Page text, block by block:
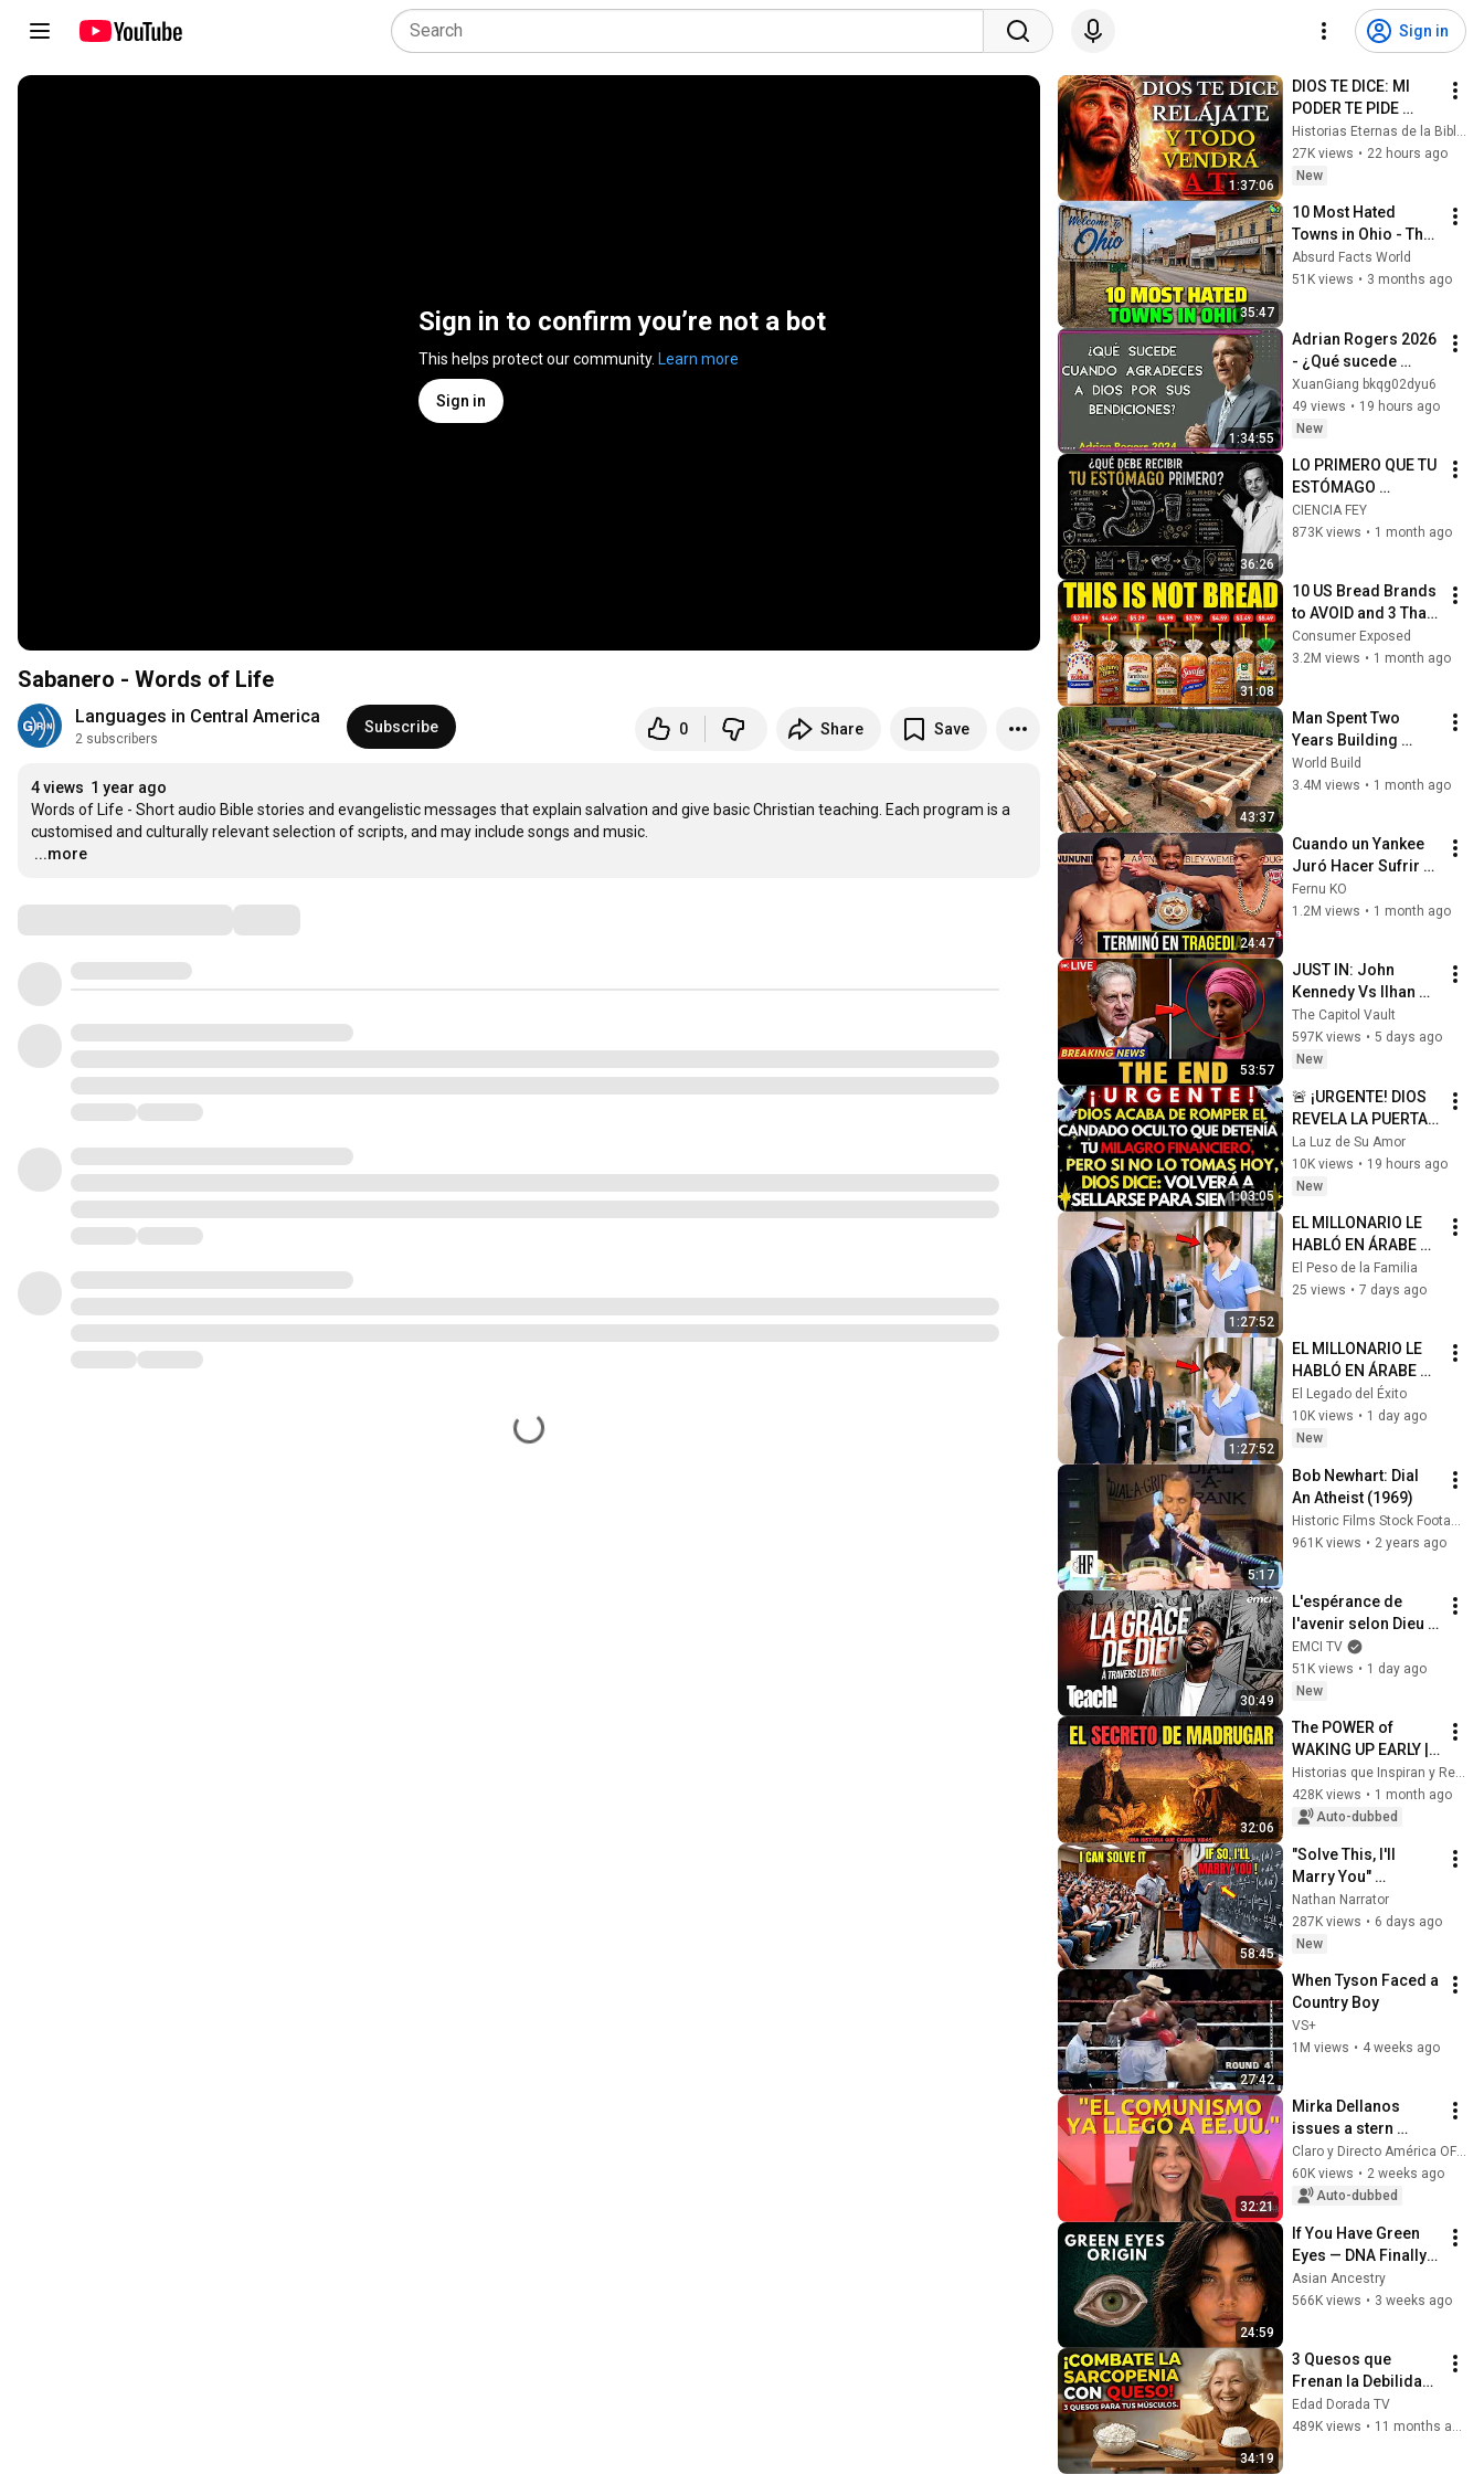
Sign in
Sign in to confirm you’re not a bot
This helps protect our community. Learn more
Sign in
Sabanero - Words of Life
Languages in Central America
2 subscribers
Subscribe 0 Share Save
4 views 1 year ago
Words of Life - Short audio Bible stories and evangelistic messages that explain salvation and give basic Christian teaching. Each program is a
…
...more
1:37:06
DIOS TE DICE: MI
PODER TE PIDE
RELÁJARTE Y
SOLTAR EL
CONTROL, TODO
MOMENTO
PERFECTO
Historias Eternas de la Biblia
27K views • 22 hours ago
New
35:47
10 Most Hated
Towns in Ohio - The
#1 Pick Will Shock
You
Absurd Facts World
51K views • 3 months ago
1:34:55
Adrian Rogers 2026
- ¿Qué sucede
cuando agradeces
a Dios por sus
bendiciones？
XuanGiang bkqg02dyu6
49 views • 19 hours ago
New
36:26
LO PRIMERO QUE TU
ESTÓMAGO
DEBERÍA RECIBIR
CADA MAÑANA|
CIENCIA FEY
873K views • 1 month ago
31:08
10 US Bread Brands
to AVOID and 3 That
Are Actually Safe
Consumer Exposed
3.2M views • 1 month ago
43:37
Man Spent Two
Years Building
HUGE Wooden
House for his
@bjornbrenton
World Build
3.4M views • 1 month ago
24:47
Cuando un Yankee
Juró Hacer Sufrir a
JC Chávez... Pero le
Dió la Paliza del
Fernu KO
1.2M views • 1 month ago
53:57
JUST IN: John
Kennedy Vs Ilhan
Omar: The Financial
Evidence Nobody
Saw Coming
The Capitol Vault
597K views • 5 days ago
New
1:03:05
🚨 ¡URGENTE! DIOS
REVELA LA PUERTA
QUE SE ABRE PARA
TU RIQUEZA HOY
La Luz de Su Amor
10K views • 19 hours ago
New
1:27:52
EL MILLONARIO LE
HABLÓ EN ÁRABE A
LA LIMPIADORA… Y
SU RESPUESTA
El Peso de la Familia
25 views • 7 days ago
1:27:52
EL MILLONARIO LE
HABLÓ EN ÁRABE A
LA LIMPIADORA… Y
SU RESPUESTA
DEJÓ A TODOS
El Legado del Éxito
10K views • 1 day ago
New
5:17
Bob Newhart: Dial
An Atheist (1969)
961K views • 2 years ago
30:49
L'espérance de
l'avenir selon Dieu -
Teach! - Athoms
Mbuma
EMCI TV
51K views • 1 day ago
New
32:06
The POWER of
WAKING UP EARLY |
A habit that will
CHANGE your LIFE
Historias que Inspiran y Reflexionan
428K views • 1 month ago
Auto-dubbed
58:45
"Solve This, I'll
Marry You"
Professor Laughed
— Black Janitor Did
and Now She Can't
Nathan Narrator
287K views • 6 days ago
New
27:42
When Tyson Faced a
Country Boy
VS+
1M views • 4 weeks ago
32:21
Mirka Dellanos
issues a stern
warning:
"Communism has
already arrived in
inte...
Claro y Directo América OFICIAL
60K views • 2 weeks ago
Auto-dubbed
24:59
If You Have Green
Eyes — DNA Finally
Revealed Where
They Really Come
Asian Ancestry
566K views • 3 weeks ago
34:19
3 Quesos que
Frenan la Debilidad
Muscular en
Adultos Mayores
Edad Dorada TV
489K views • 11 months ago